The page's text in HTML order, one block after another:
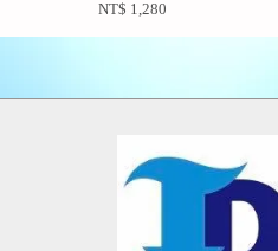
NT$ 1,280